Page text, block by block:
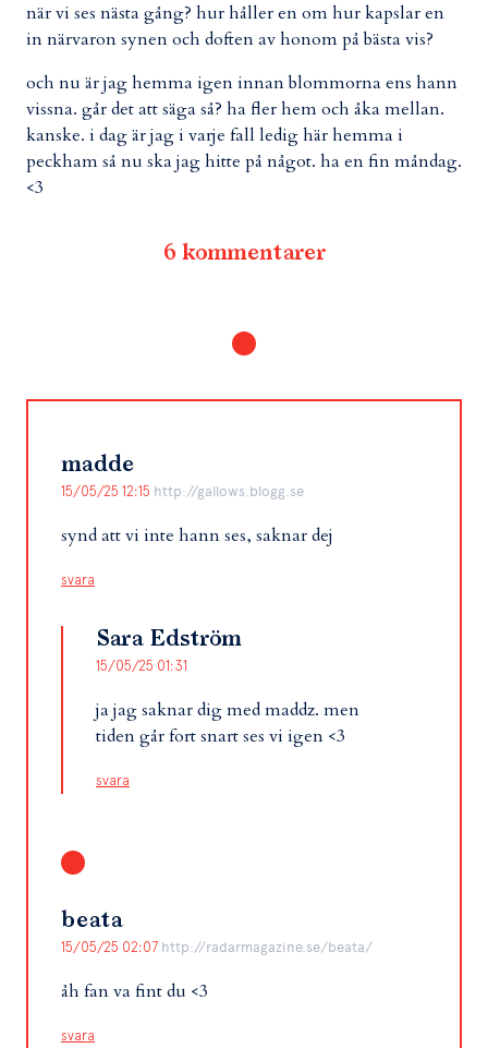
när vi ses nästa gång? hur håller en om hur kapslar en
in närvaron synen och doften av honom på bästa vis?
och nu är jag hemma igen innan blommorna ens hann
vissna. går det att säga så? ha fler hem och åka mellan.
kanske. i dag är jag i varje fall ledig här hemma i
peckham så nu ska jag hitte på något. ha en fin måndag.
<3
6 kommentarer
madde
15/05/25 12:15 http://gallows.blogg.se
synd att vi inte hann ses, saknar dej
svara
Sara Edström
15/05/25 01:31
ja jag saknar dig med maddz. men
tiden går fort snart ses vi igen <3
svara
beata
15/05/25 02:07 http://radarmagazine.se/beata/
åh fan va fint du <3
svara